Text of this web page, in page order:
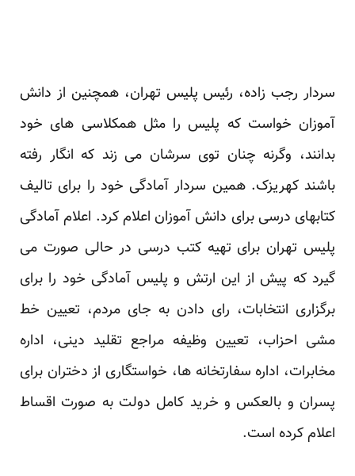
سردار رجب زاده، رئیس پلیس تهران، همچنین از دانش
آموزان خواست که پلیس را مثل همکلاسی های خود
بدانند، وگرنه چنان توی سرشان می زند که انگار رفته
باشند کهریزک. همین سردار آمادگی خود را برای تالیف
کتابهای درسی برای دانش آموزان اعلام کرد. اعلام آمادگی
پلیس تهران برای تهیه کتب درسی در حالی صورت می
گیرد که پیش از این ارتش و پلیس آمادگی خود را برای
برگزاری انتخابات، رای دادن به جای مردم، تعیین خط
مشی احزاب، تعیین وظیفه مراجع تقلید دینی، اداره
مخابرات، اداره سفارتخانه ها، خواستگاری از دختران برای
پسران و بالعکس و خرید کامل دولت به صورت اقساط
اعلام کرده است.